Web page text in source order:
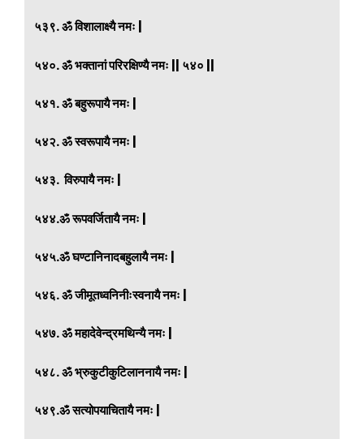
५३९. ॐ विशालाक्ष्यै नमः |
५४०. ॐ भक्तानां परिरक्षिण्यै नमः || ५४० ||
५४१. ॐ बहुरूपायै नमः |
५४२. ॐ स्वरूपायै नमः |
५४३. विरुपायै नमः |
५४४.ॐ रूपवर्जितायै नमः |
५४५.ॐ घण्टानिनादबहुलायै नमः |
५४६. ॐ जीमूतध्वनिनीःस्वनायै नमः |
५४७. ॐ महादेवेन्द्रमथिन्यै नमः |
५४८. ॐ भ्रुकुटीकुटिलाननायै नमः |
५४९.ॐ सत्योपयाचितायै नमः |